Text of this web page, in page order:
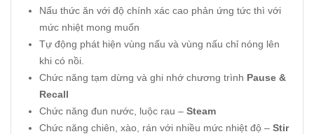
Nấu thức ăn với độ chính xác cao phản ứng tức thì với
mức nhiệt mong muốn
Tự động phát hiện vùng nấu và vùng nấu chỉ nóng lên
khi có nồi.
Chức năng tạm dừng và ghi nhớ chương trình Pause &
Recall
Chức năng đun nước, luộc rau – Steam
Chức năng chiên, xào, rán với nhiều mức nhiệt độ – Stir